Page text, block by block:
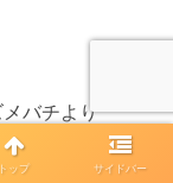
バチより
トップ サイドバー